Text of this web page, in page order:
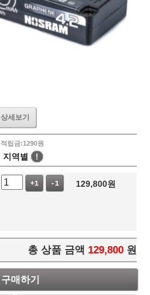
상세보기
적립금:1290원
지역별 !
+1 -1 129,800원
총 상품 금액 129,800 원
구매하기